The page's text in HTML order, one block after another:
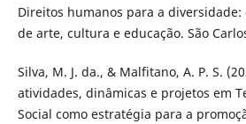
Direitos humanos para a
de arte, cultura e educação. São
Silva, M. J. da., & Malfitano, A. P. S.
atividades, dinâmicas e projetos em
Social como estratégia para a